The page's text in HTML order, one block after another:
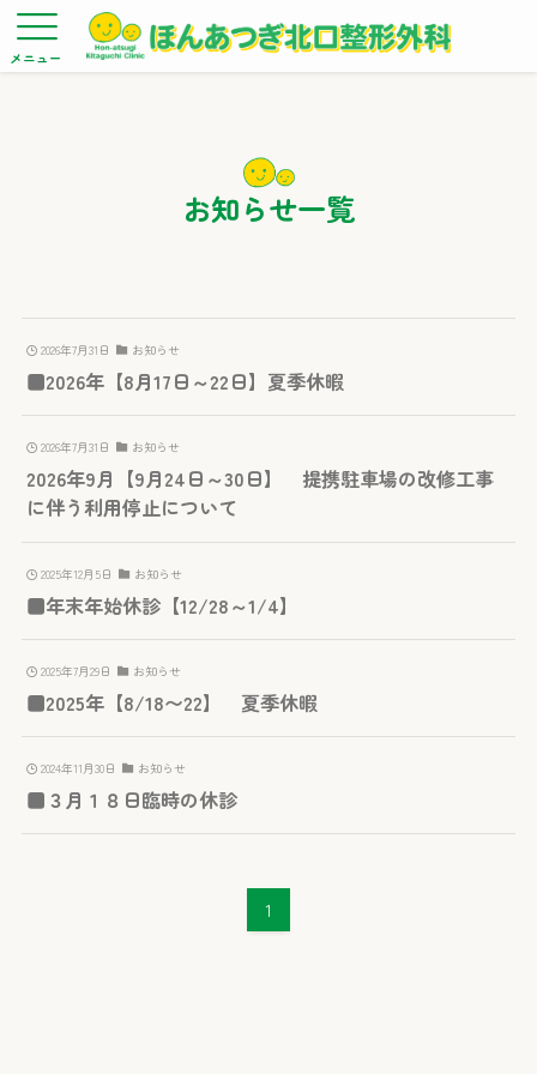
メニュー
お知らせ一覧
2026年7月31日 お知らせ
■2026年【8月17日～22日】夏季休暇
2026年7月31日 お知らせ
2026年9月【9月24日～30日】 提携駐車場の改修工事
に伴う利用停止について
2025年12月5日 お知らせ
■年末年始休診【12/28～1/4】
2025年7月29日 お知らせ
■2025年【8/18〜22】 夏季休暇
2024年11月30日 お知らせ
■３月１８日臨時の休診
1